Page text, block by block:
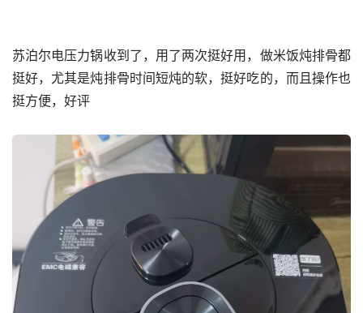
苏泊尔电压力锅收到了，用了两次挺好用，做米饭炖排骨都
挺好，尤其是炖排骨时间短炖的软，挺好吃的，而且操作也
挺方便，好评